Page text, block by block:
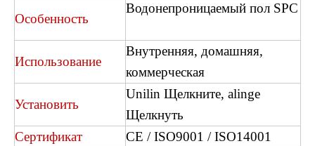
2304 SPC Паркетные полы
Особенность
Водонепроницаемый пол SPC
Использование
Внутренняя, домашняя,
коммерческая
Установить
Unilin Щелкните, alinge
Щелкнуть
Сертификат
CE / ISO9001 / ISO14001